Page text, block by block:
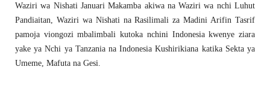
Waziri wa Nishati Januari Makamba akiwa na Waziri wa nchi Luhut
Pandiaitan, Waziri wa Nishati na Rasilimali za Madini Arifin Tasrif
pamoja viongozi mbalimbali kutoka nchini Indonesia kwenye ziara
yake ya Nchi ya Tanzania na Indonesia Kushirikiana katika Sekta ya
Umeme, Mafuta na Gesi.